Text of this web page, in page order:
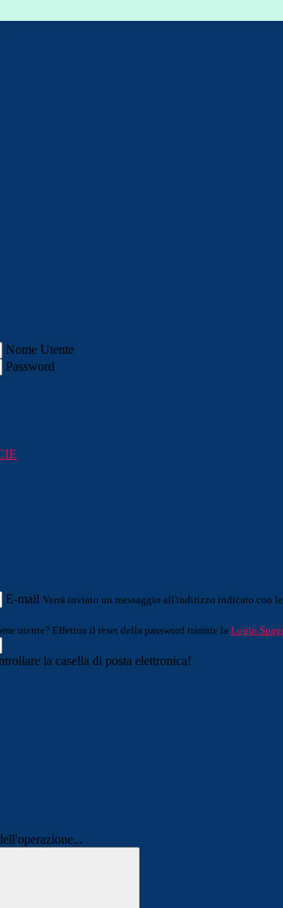
Nome Utente
Password
E-mail Verrà inviato un messaggio all'indirizzo indicato con
utente? Effettua il reset della password tramite la Login
la casella di posta elettronica!